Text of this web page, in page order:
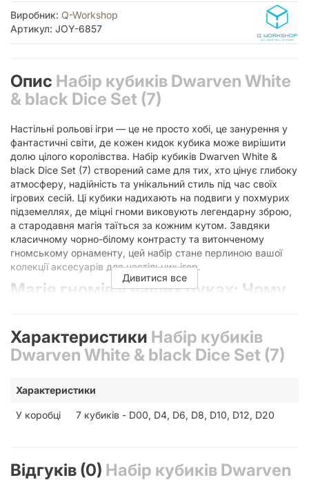
Виробник: Q-Workshop
Артикул: JOY-6857
Опис Набір кубиків Dwarven White
& black Dice Set (7)
Настільні рольові ігри — це не просто хобі, це занурення у
фантастичні світи, де кожен кидок кубика може вирішити
долю цілого королівства. Набір кубиків Dwarven White &
black Dice Set (7) створений саме для тих, хто цінує глибоку
атмосферу, надійність та унікальний стиль під час своїх
ігрових сесій. Ці кубики надихають на подвиги у похмурих
підземеллях, де міцні гноми виковують легендарну зброю,
а стародавня магія таїться за кожним кутом. Завдяки
класичному чорно-білому контрасту та витонченому
гномському орнаменту, цей набір стане перлиною вашої
колекції аксесуарів для настільних ігор.
Магія гномів у ваших руках: Чому
black Dice Set?
Кожен гравець знає, що успіх у настільній рольовій грі, будь
генератора випадкових чисел — ваших кубиків. Але кубики
мають не лише котитися, вони повинні надихати. Серія
Dwarven від відомого бренду аксесуарів втілює в собі
Контраст білого пластику та глибокого чорного гравіювання
Дивитися все
Характеристики Набір кубиків
Dwarven White & black Dice Set (7)
Характеристики
У коробці 7 кубиків - D00, D4, D6, D8, D10, D12, D20
Відгуків (0) Набір кубиків Dwarven